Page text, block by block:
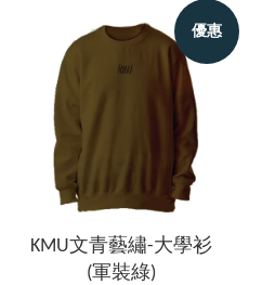
優惠
KMU文青藝繡-大學衫
(軍裝綠)